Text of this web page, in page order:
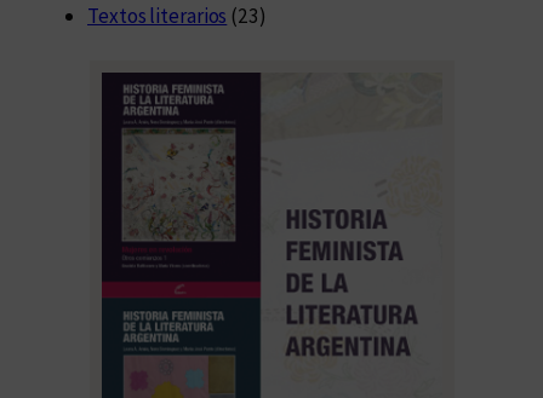
Textos literarios (23)